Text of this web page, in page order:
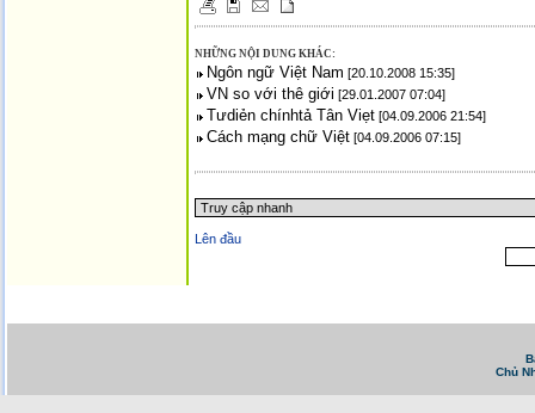
NHỮNG NỘI DUNG KHÁC:
Ngôn ngữ Việt Nam [20.10.2008 15:35]
VN so với thê giới [29.01.2007 07:04]
Tưdiẻn chínhtả Tân Viẹt [04.09.2006 21:54]
Cách mạng chữ Việt [04.09.2006 07:15]
Chủ